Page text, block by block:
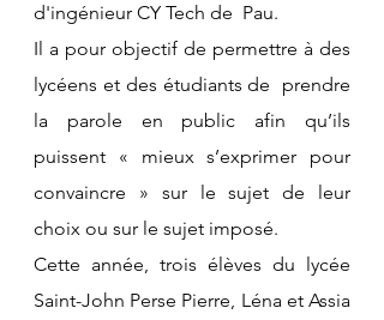
d'ingénieur CY Tech de  Pau.
Il a pour objectif de permettre à des
lycéens et des étudiants de  prendre
la parole en public afin qu’ils
puissent « mieux s’exprimer pour
convaincre » sur le sujet de leur
choix ou sur le sujet imposé.
Cette année, trois élèves du lycée
Saint-John Perse Pierre, Léna et Assia